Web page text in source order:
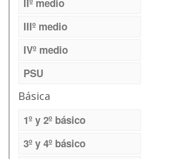
IIº medio
IIIº medio
IVº medio
PSU
Básica
1º y 2º básico
3º y 4º básico